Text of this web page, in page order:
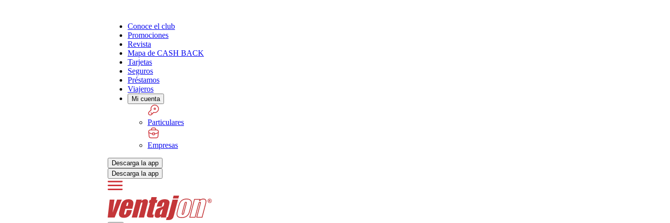
Conoce el club
Promociones
Revista
Mapa de CASH BACK
Tarjetas
Seguros
Préstamos
Viajeros
Mi cuenta
Particulares
Empresas
Descarga la app
Descarga la app